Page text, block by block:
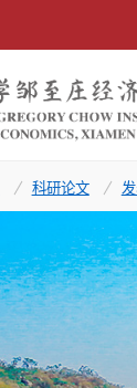
科研论文